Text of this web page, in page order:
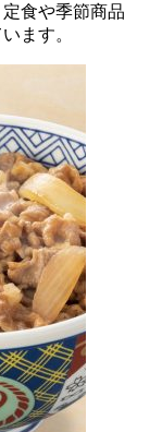
食や季節商品
ます。